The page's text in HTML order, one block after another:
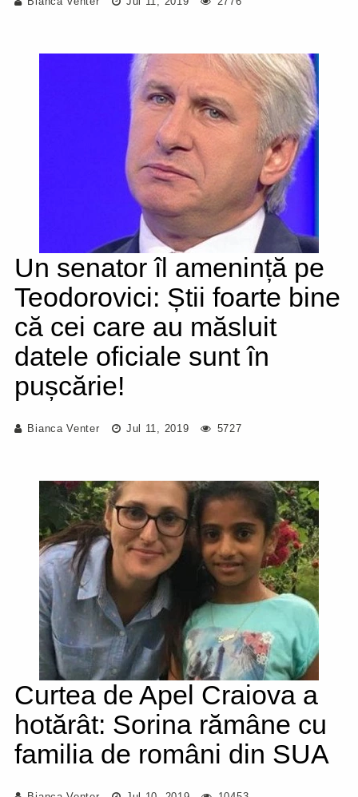
Un senator îl amenință pe
Teodorovici: Știi foarte bine
că cei care au măsluit
datele oficiale sunt în
pușcărie!
Bianca Venter Jul 11, 2019 5727
Curtea de Apel Craiova a
hotărât: Sorina rămâne cu
familia de români din SUA